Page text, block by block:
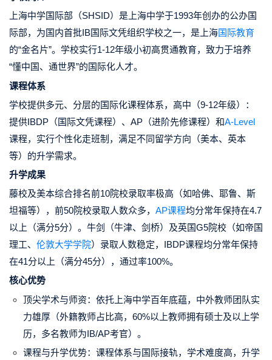
上海中学国际部（SHSID）是上海中学于1993年创办的公办国
际部，为国内首批IB国际文凭组织学校之一，是上海国际教育
的“金名片”。学校实行1-12年级小初高贯通教育，致力于培养
“懂中国、通世界”的国际化人才。
课程体系
学校提供多元、分层的国际化课程体系，高中（9-12年级）：
提供IBDP （国际文凭课程）、AP（进阶先修课程）和A-Level
课程，实行个性化走班制，满足不同留学方向（美本、英本
等）的升学需求。
升学成果
藤校及美本综合排名前10院校录取率极高（如哈佛、耶鲁、斯
坦福等），前50院校录取人数众多， AP课程均分常年保持在4.7
以上（满分5分）。牛剑（牛津、剑桥）及英国G5院校（如帝国
理工、 伦敦大学学院）录取人数稳定，IBDP课程均分常年保持
在41分以上（满分45分），通过率100%。
核心优势
顶尖学术与师资：依托上海中学百年底蕴，中外教师团队实
力雄厚（外籍教师占比高，60%以上教师拥有硕士及以上学
历，多名教师为IB/AP考官）。
课程与升学优势：课程体系与国际接轨，学术难度高，升学